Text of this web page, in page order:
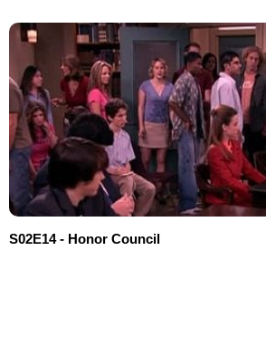
S02E14 - Honor Council